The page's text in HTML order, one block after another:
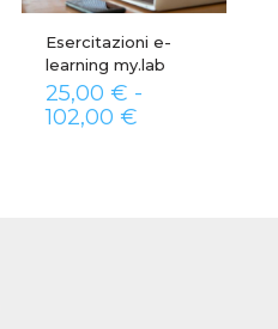
Esercitazioni e-
learning my.lab
25,00 € -
102,00 €